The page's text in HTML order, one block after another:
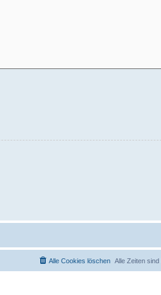
Alle Zeiten sind
Alle Cookies löschen